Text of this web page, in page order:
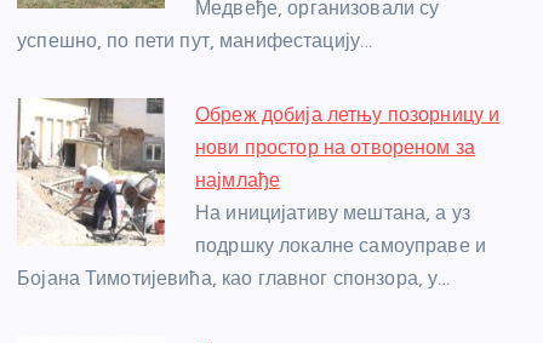
k
Медвеђе, организовали су
успешно, по пети пут, манифестацију…
Обреж добија летњу позорницу и
нови простор на отвореном за
најмлађе
На иницијативу мештана, а уз
подршку локалне самоуправе и
Бојана Тимотијевића, као главног спонзора, у…